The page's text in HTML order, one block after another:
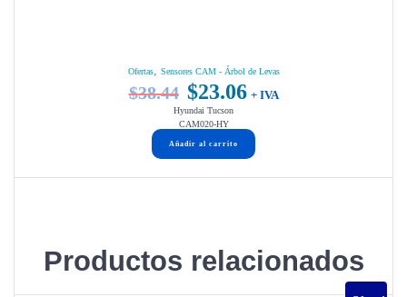
Ofertas, Sensores CAM - Árbol de Levas
$38.44
El
precio
era:
$38.44.
$23.06El
actual
es:
$23.06.
+ IVA
Hyundai Tucson
CAM020-HY
Añadir al carrito
Productos relacionados